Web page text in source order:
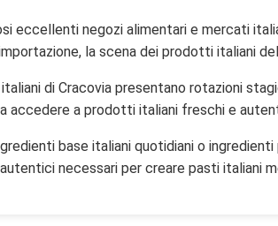
eccellenti negozi alimentari e mercati
la scena dei prodotti italiani
di Cracovia presentano rotazioni
accedere a prodotti italiani freschi e
base italiani quotidiani o
necessari per creare pasti italiani